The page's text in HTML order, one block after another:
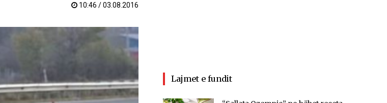
10:46 / 03.08.2016
Lajmet e fundit